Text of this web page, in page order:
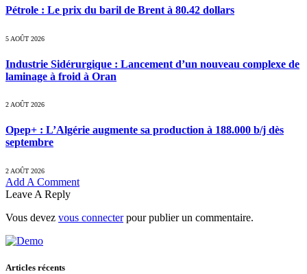
Pétrole : Le prix du baril de Brent à 80.42 dollars
5 AOÛT 2026
Industrie Sidérurgique : Lancement d’un nouveau complexe de
laminage à froid à Oran
2 AOÛT 2026
Opep+ : L’Algérie augmente sa production à 188.000 b/j dès
septembre
2 AOÛT 2026
Add A Comment
Leave A Reply
Vous devez vous connecterpour publier un commentaire.
Articles récents